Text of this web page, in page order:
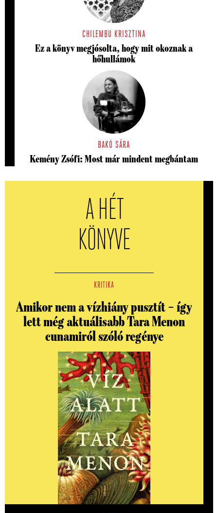
CHILEMBU KRISZTINA
Ez a könyv megjósolta, hogy mit okoznak a
hőhullámok
BAKÓ SÁRA
Kemény Zsófi: Most már mindent megbántam
A HÉT
KÖNYVE
KRITIKA
Amikor nem a vízhiány pusztít – így
lett még aktuálisabb Tara Menon
cunamiról szóló regénye